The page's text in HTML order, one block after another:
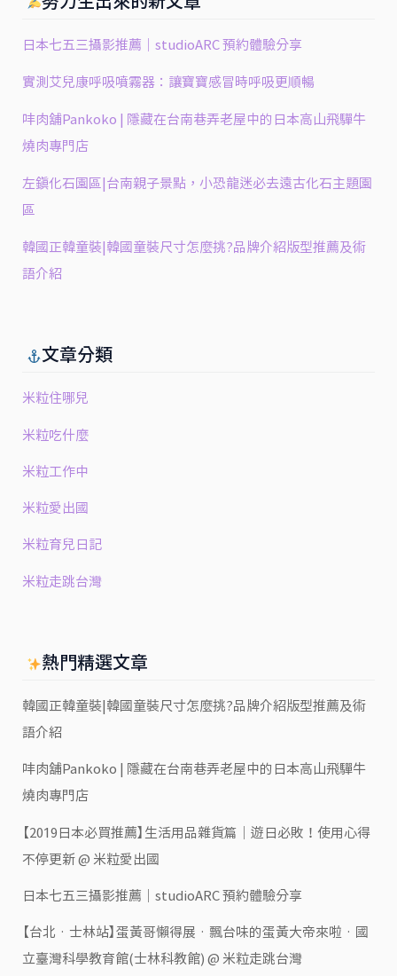
日本七五三攝影推薦｜studioARC 預約體驗分享
實測艾兒康呼吸噴霧器：讓寶寶感冒時呼吸更順暢
㕩肉舖Pankoko | 隱藏在台南巷弄老屋中的日本高山飛驒牛
燒肉專門店
左鎮化石園區|台南親子景點，小恐龍迷必去遠古化石主題園
區
韓國正韓童裝|韓國童裝尺寸怎麼挑?品牌介紹版型推薦及術
語介紹
文章分類
米粒住哪兒
米粒吃什麼
米粒工作中
米粒愛出國
米粒育兒日記
米粒走跳台灣
熱門精選文章
韓國正韓童裝|韓國童裝尺寸怎麼挑?品牌介紹版型推薦及術
語介紹
㕩肉舖Pankoko | 隱藏在台南巷弄老屋中的日本高山飛驒牛
燒肉專門店
【2019日本必買推薦】生活用品雜貨篇｜遊日必敗！使用心得
不停更新 @ 米粒愛出國
日本七五三攝影推薦｜studioARC 預約體驗分享
【台北‧士林站】蛋黃哥懶得展‧飄台味的蛋黃大帝來啦‧國
立臺灣科學教育館(士林科教館) @ 米粒走跳台灣